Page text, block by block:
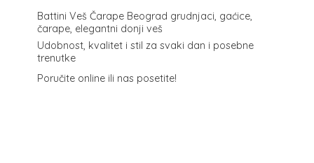
Battini Veš Čarape Beograd grudnjaci, gaćice,
čarape, elegantni donji veš
Udobnost, kvalitet i stil za svaki dan i posebne
trenutke
Poručite online ili nas posetite!